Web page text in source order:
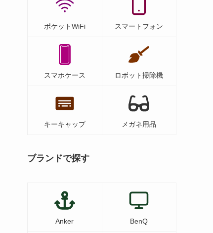
ポケットWiFi スマートフォン
スマホケース ロボット掃除機
キーキャップ メガネ用品
ブランドで探す
Anker BenQ